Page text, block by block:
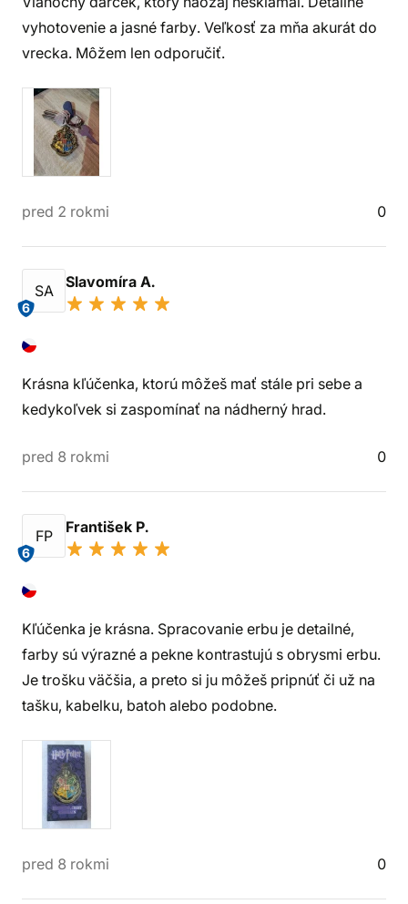
vyhotovenie a jasné farby. Veľkosť za mňa akurát do
vrecka. Môžem len odporučiť.
pred 2 rokmi 0
SA
6
Slavomíra A.
Krásna kľúčenka, ktorú môžeš mať stále pri sebe a
kedykoľvek si zaspomínať na nádherný hrad.
pred 8 rokmi 0
FP
6
František P.
Kľúčenka je krásna. Spracovanie erbu je detailné,
farby sú výrazné a pekne kontrastujú s obrysmi erbu.
Je trošku väčšia, a preto si ju môžeš pripnúť či už na
tašku, kabelku, batoh alebo podobne.
pred 8 rokmi 0